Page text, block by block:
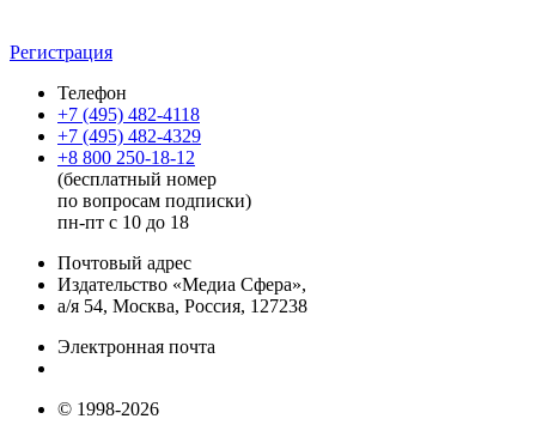
Регистрация
Телефон
+7 (495) 482-4118
+7 (495) 482-4329
+8 800 250-18-12
(бесплатный номер
по вопросам подписки)
пн-пт с 10 до 18
Почтовый адрес
Издательство «Медиа Сфера»,
а/я 54, Москва, Россия, 127238
Электронная почта
© 1998-2026